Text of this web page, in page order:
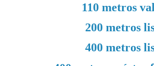
110 metros
200 metros
400 metros